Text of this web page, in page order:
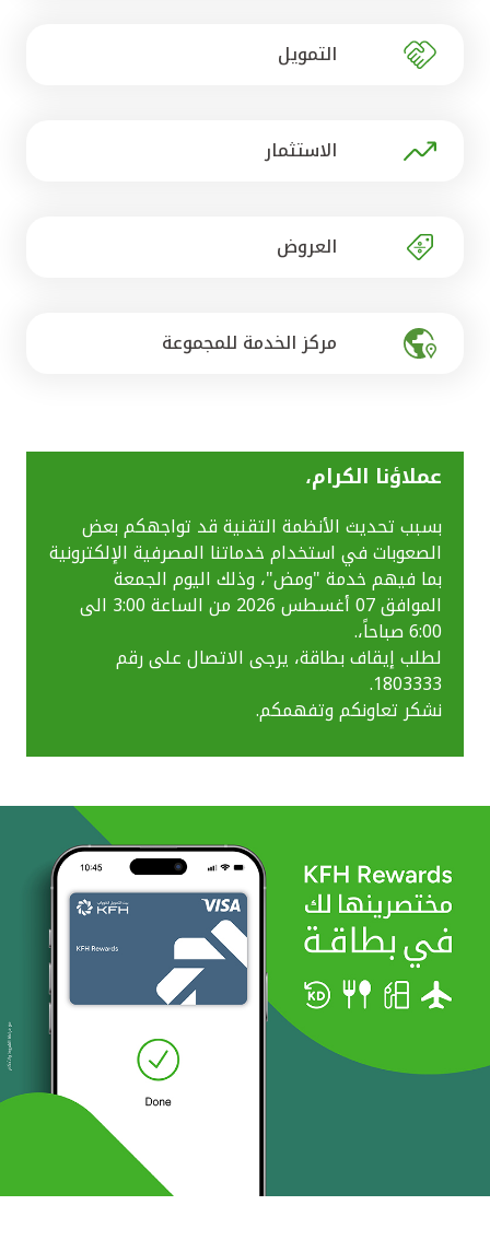
مصر
التمويل
الاستثمار
العروض
مركز الخدمة للمجموعة
عملاؤنا الكرام،
بسبب تحديث الأنظمة التقنية قد تواجهكم بعض
الصعوبات في استخدام خدماتنا المصرفية الإلكترونية
بما فيهم خدمة "ومض"، وذلك اليوم الجمعة
الموافق 07 أغسطس 2026 من الساعة 3:00 الى
6:00 صباحاً،.
لطلب إيقاف بطاقة، يرجى الاتصال على رقم
1803333.
نشكر تعاونكم وتفهمكم.